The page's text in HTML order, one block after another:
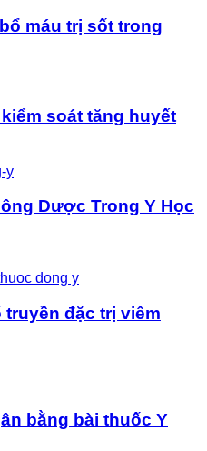
máu trị sốt trong
soát tăng huyết
Dược Trong Y Học
đặc trị viêm
bằng bài thuốc Y